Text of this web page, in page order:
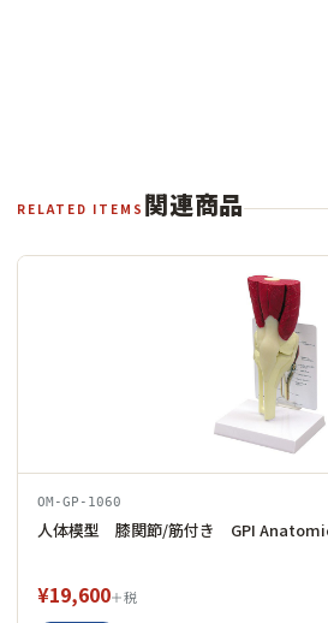
RELATED ITEMS 関連商品
OM-GP-1060
人体模型 膝関節/筋付き GPI
¥19,600＋税